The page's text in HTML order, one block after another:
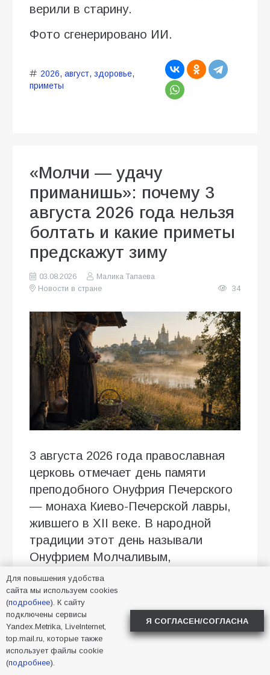
верили в старину.
Фото сгенерировано ИИ.
2026, август, здоровье,
приметы
«Молчи — удачу
приманишь»: почему 3
августа 2026 года нельзя
болтать и какие приметы
предскажут зиму
03.08.2026
Малика Тапаева
Новости в стране
34
3 августа 2026 года православная
церковь отмечает день памяти
преподобного Онуфрия Печерского
— монаха Киево-Печерской лавры,
жившего в XII веке. В народной
традиции этот день называли
Онуфрием Молчаливым,
Молчальником или Безмолвником
— в память о строгом обете
молчания, который соблюдал
святой.
Преподобный Онуфрий
Печерский: подвиг безмолвия
Для повышения удобства
сайта мы используем cookies
(подробнее). К сайту
подключены сервисы
Yandex.Metrika, LiveInternet,
top.mail.ru, которые также
использует файлы cookie
(подробнее).
Я СОГЛАСЕН/СОГЛАСНА